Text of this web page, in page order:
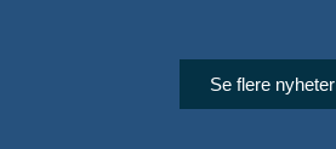
Se flere nyheter